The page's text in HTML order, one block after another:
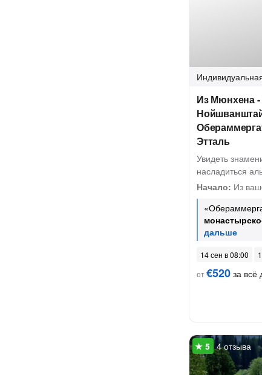
Из Мюнхена -
Этталь
Увидеть
насладиться
Начало: Из
14 сен в 08:00
от€520 за всё
4 отзыва